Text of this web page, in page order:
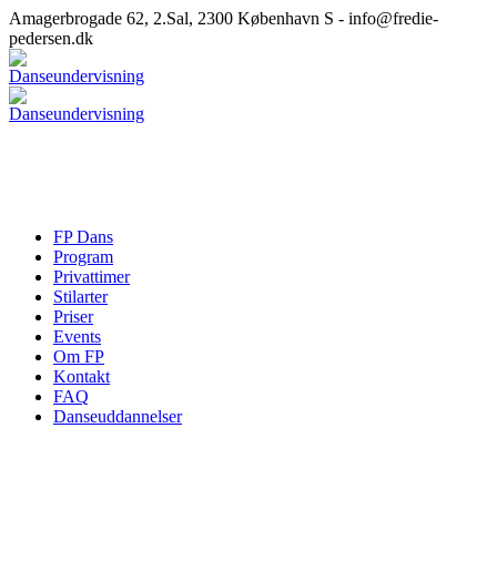
Amagerbrogade 62, 2.Sal, 2300 København S - info@fredie-
pedersen.dk
FP Dans
Program
Privattimer
Stilarter
Priser
Events
Om FP
Kontakt
FAQ
Danseuddannelser